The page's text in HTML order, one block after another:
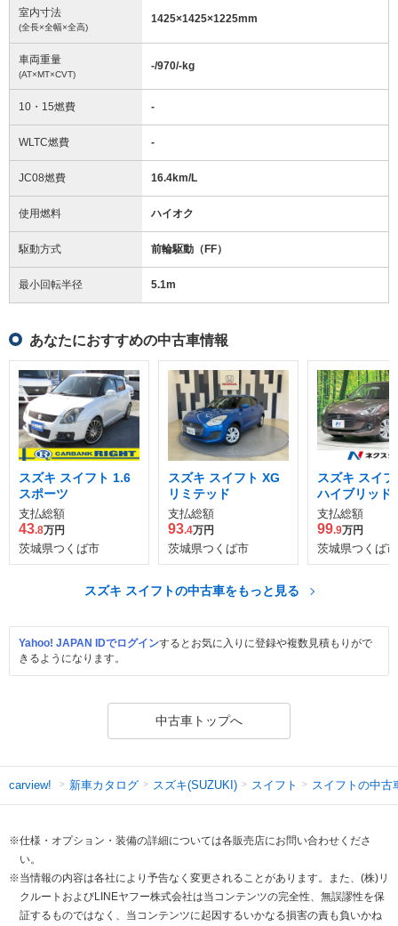
室内寸法
(全長×全幅×全高)
1425×1425×1225mm
車両重量
(AT×MT×CVT)
-/970/-kg
10・15燃費 -
WLTC燃費 -
JC08燃費 16.4km/L
使用燃料 ハイオク
駆動方式 前輪駆動（FF）
最小回転半径 5.1m
あなたにおすすめの中古車情報
スズキ スイフト 1.6
スポーツ
支払総額
43.8万円
茨城県つくば市
スズキ スイフト XG
リミテッド
支払総額
93.4万円
茨城県つくば市
スズキ スイ
ハイブリッド
支払総額
99.9万円
茨城県つくば市
スズキ スイフトの中古車をもっと見る
Yahoo! JAPAN IDでログインするとお気に入りに登録や複数見積もりがで
きるようになります。
中古車トップへ
carview! 新車カタログ スズキ(SUZUKI) スイフト スイフトの中古
※仕様・オプション・装備の詳細については各販売店にお問い合わせくださ
い。
※当情報の内容は各社により予告なく変更されることがあります。また、(株)リ
クルートおよびLINEヤフー株式会社は当コンテンツの完全性、無誤謬性を保
証するものではなく、当コンテンツに起因するいかなる損害の責も負いかね